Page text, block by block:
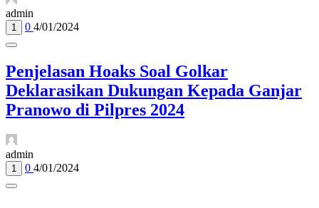
admin
1 0 4/01/2024
Penjelasan Hoaks Soal Golkar
Deklarasikan Dukungan Kepada Ganjar
Pranowo di Pilpres 2024
admin
1 0 4/01/2024